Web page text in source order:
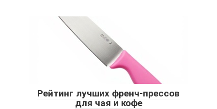
Рейтинг лучших френч-прессов
для чая и кофе